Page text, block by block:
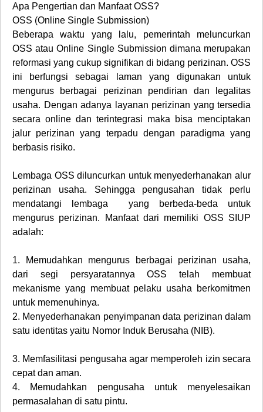
Apa Pengertian dan Manfaat OSS?
OSS (Online Single Submission)
Beberapa waktu yang lalu, pemerintah meluncurkan
OSS atau Online Single Submission dimana merupakan
reformasi yang cukup signifikan di bidang perizinan. OSS
ini berfungsi sebagai laman yang digunakan untuk
mengurus berbagai perizinan pendirian dan legalitas
usaha. Dengan adanya layanan perizinan yang tersedia
secara online dan terintegrasi maka bisa menciptakan
jalur perizinan yang terpadu dengan paradigma yang
berbasis risiko.
Lembaga OSS diluncurkan untuk menyederhanakan alur
perizinan usaha. Sehingga pengusahan tidak perlu
mendatangi lembaga yang berbeda-beda untuk
mengurus perizinan. Manfaat dari memiliki OSS SIUP
adalah:
1.
Memudahkan mengurus berbagai perizinan usaha,
dari segi persyaratannya OSS telah membuat
mekanisme yang membuat pelaku usaha berkomitmen
untuk memenuhinya.
2. Menyederhanakan penyimpanan data perizinan dalam
satu identitas yaitu Nomor Induk Berusaha (NIB).
3. Memfasilitasi pengusaha agar memperoleh izin secara
cepat dan aman.
4.
Memudahkan pengusaha untuk menyelesaikan
permasalahan di satu pintu.